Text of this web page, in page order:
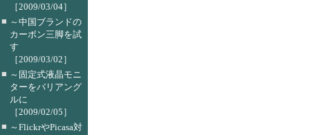
［2009/03/04］
■ ～中国ブランドの
カーボン三脚を試
す
［2009/03/02］
■ ～固定式液晶モニ
ターをバリアング
ルに
［2009/02/05］
■ ～FlickrやPicasa対